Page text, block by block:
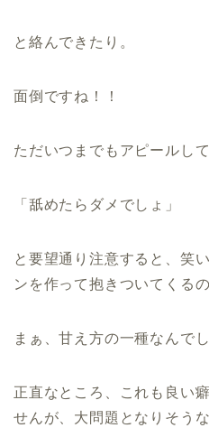
と絡んできたり。
面倒ですね！！
ただいつまでもアピールし
「舐めたらダメでしょ」
と要望通り注意すると、笑
ンを作って抱きついてくる
まぁ、甘え方の一種なんで
正直なところ、これも良い
せんが、大問題となりそう